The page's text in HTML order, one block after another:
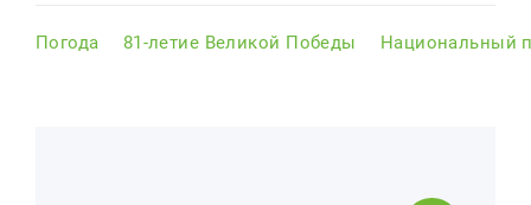
Погода 81-летие Великой Победы Национальный